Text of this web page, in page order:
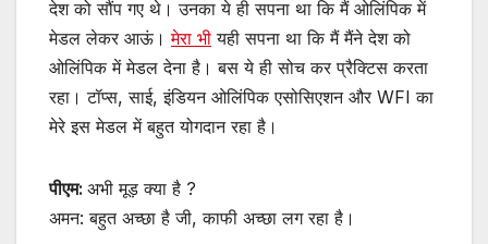
देश को सौंप गए थे। उनका ये ही सपना था कि मैं ओलिंपिक में
मेडल लेकर आऊं।मेरा भी यही सपना था कि मैं मैंने देश को
ओलिंपिक में मेडल देना है। बस ये ही सोच कर प्रैक्टिस करता
रहा। टॉप्स, साई, इंडियन ओलिंपिक एसोसिएशन और WFI का
मेरे इस मेडल में बहुत योगदान रहा है।
पीएम: अभी मूड़ क्या है ?
अमन: बहुत अच्छा है जी, काफी अच्छा लग रहा है।